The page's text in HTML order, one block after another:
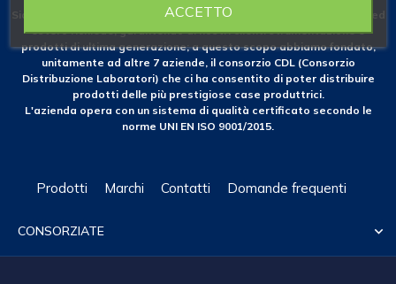
Siamo costantemente attenti alle novità che il mercato nazionale ed
estero richiede, garantendo ai nostri clienti strumentazione e
prodotti di ultima generazione; a questo scopo abbiamo fondato,
unitamente ad altre 7 aziende, il consorzio CDL (Consorzio
Distribuzione Laboratori) che ci ha consentito di poter distribuire
prodotti delle più prestigiose case produttrici.
L'azienda opera con un sistema di qualità certificato secondo le
norme UNI EN ISO 9001/2015.
Prodotti Marchi Contatti Domande frequenti
CONSORZIATE 
ACCETTO